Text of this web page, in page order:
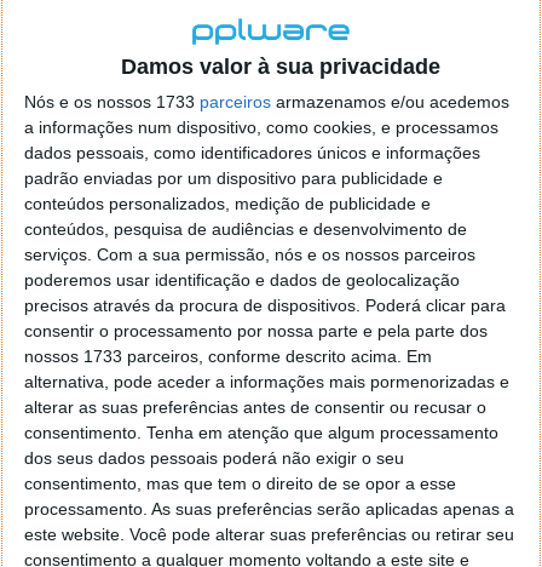
Damos valor à sua privacidade
Nós e os nossos 1733 parceiros armazenamos e/ou acedemos
a informações num dispositivo, como cookies, e processamos
dados pessoais, como identificadores únicos e informações
padrão enviadas por um dispositivo para publicidade e
conteúdos personalizados, medição de publicidade e
conteúdos, pesquisa de audiências e desenvolvimento de
serviços. Com a sua permissão, nós e os nossos parceiros
poderemos usar identificação e dados de geolocalização
precisos através da procura de dispositivos. Poderá clicar para
consentir o processamento por nossa parte e pela parte dos
nossos 1733 parceiros, conforme descrito acima. Em
alternativa, pode aceder a informações mais pormenorizadas e
alterar as suas preferências antes de consentir ou recusar o
consentimento. Tenha em atenção que algum processamento
dos seus dados pessoais poderá não exigir o seu
consentimento, mas que tem o direito de se opor a esse
processamento. As suas preferências serão aplicadas apenas a
este website. Você pode alterar suas preferências ou retirar seu
consentimento a qualquer momento voltando a este site e
localizaçao referida n se encontra la nada k me permita por
o firefox como browser predefenido
Ja percorri o painel
tentei apagar o explorer na tentativa de forçar o uso do
firefox mas em vao. Kaso te lembres de outra dica fico
agradecido, caso contrario obrigado a mesma
Responder
Vítor M.
7 de Novembro de 2005 às 01:39
@Reporter
Desculpa mas o link funciona. Seja como for segue por mail
o MSn Messenger 8.
Responder
Vítor M.
@Rui
Tens de encontrar o que te falei. Faz da seguinte maneira,
janela iniciar e no topo dessa janela com o botão direito do
rato faz propriedades. Depois no separador Menu ‘Iniciar’
clica no botão ‘Personalizar’ aí encontrarás no separador